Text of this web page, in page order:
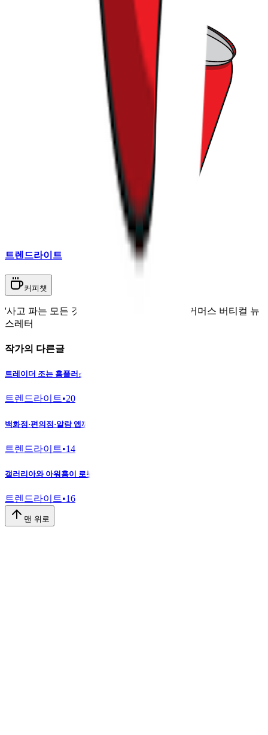
트렌드라이트
커피챗
'사고 파는 모든 것'에 대한 이야기를 다루는 커머스 버티컬 뉴
스레터
작가의 다른글
트레이더 조는 홈플러스와 차원이 달라
트렌드라이트•20
백화점·편의점·알람 앱까지 아이돌을 찾는 이유
트렌드라이트•14
갤러리아와 아워홈이 로봇 회사와 묶인 이유
트렌드라이트•16
맨 위로